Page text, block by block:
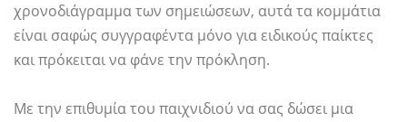
χρονοδιάγραμμα των σημειώσεων, αυτά τα κομμάτια
είναι σαφώς συγγραφέντα μόνο για ειδικούς παίκτες
και πρόκειται να φάνε την πρόκληση.
Με την επιθυμία του παιχνιδιού να σας δώσει μια